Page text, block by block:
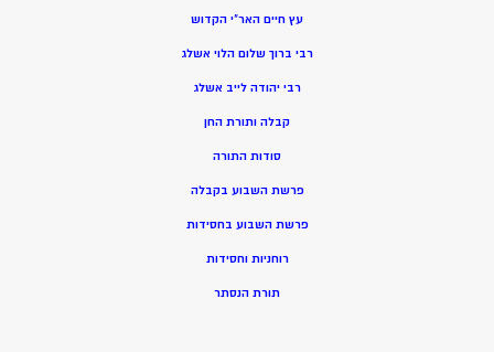
עץ חיים האר”י הקדוש
רבי ברוך שלום הלוי אשלג
רבי יהודה לייב אשלג
קבלה ותורת החן
סודות התורה
פרשת השבוע בקבלה
פרשת השבוע בחסידות
רוחניות וחסידות
תורת הנסתר